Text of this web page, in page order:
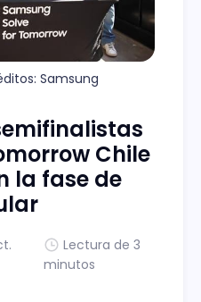
Samsung
Chile
la fase de
Lectura de 3
minutos